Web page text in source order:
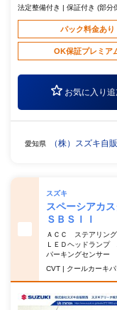
法定整備付き | 保証付き (部分
パック料金あり
OK保証プレミア
お気に入り追
愛知県 （株）スズキ自
スズキ
スペーシアカ
ＳＢＳＩＩ
ＡＣＣ ステアリン
ＬＥＤヘッドラン
パーキングセンサー
CVT | クールカーキ